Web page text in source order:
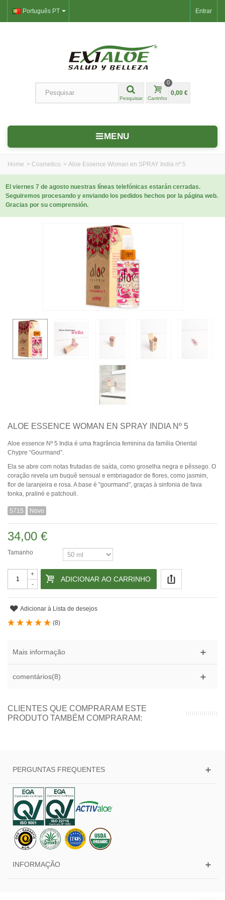
Entrar
Português PT
Pesquisar Carrinho
0
0,00 €
MENU
Home > Cosmetico > Aloe Essence Woman en SPRAY India nº 5
El viernes 7 de agosto nuestras líneas telefónicas estarán cerradas.
Seguiremos procesando y enviando los pedidos hechos por la página web.
Gracias por su comprensión.
ALOE ESSENCE WOMAN EN SPRAY INDIA Nº 5
Aloe essence Nº 5 India é uma fragrância feminina da família Oriental
Chypre “Gourmand”.
Ela se abre com notas frutadas de saída, como groselha negra e pêssego. O
coração revela um buquê sensual e embriagador de flores, como jasmim,
flor de laranjeira e rosa. A base é "gourmand", graças à sinfonia de fava
tonka, praliné e patchouli.
5715 Novo
34,00 €
Tamanho
-
+
ADICIONAR AO CARRINHO
Adicionar à Lista de desejos
(8)
Mais informação
comentários(8)
CLIENTES QUE COMPRARAM ESTE
PRODUTO TAMBÉM COMPRARAM:
PERGUNTAS FREQUENTES
INFORMAÇÃO